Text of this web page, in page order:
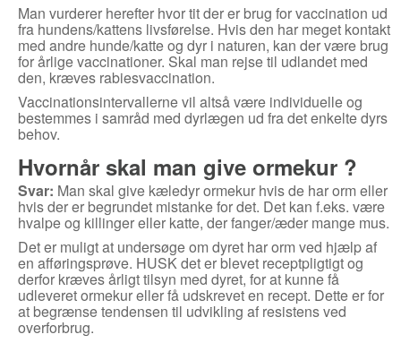
Man vurderer herefter hvor tit der er brug for vaccination ud
fra hundens/kattens livsførelse. Hvis den har meget kontakt
med andre hunde/katte og dyr i naturen, kan der være brug
for årlige vaccinationer. Skal man rejse til udlandet med
den, kræves rabiesvaccination.
Vaccinationsintervallerne vil altså være individuelle og
bestemmes i samråd med dyrlægen ud fra det enkelte dyrs
behov.
Hvornår skal man give ormekur ?
Svar: Man skal give kæledyr ormekur hvis de har orm eller
hvis der er begrundet mistanke for det. Det kan f.eks. være
hvalpe og killinger eller katte, der fanger/æder mange mus.
Det er muligt at undersøge om dyret har orm ved hjælp af
en afføringsprøve. HUSK det er blevet receptpligtigt og
derfor kræves årligt tilsyn med dyret, for at kunne få
udleveret ormekur eller få udskrevet en recept. Dette er for
at begrænse tendensen til udvikling af resistens ved
overforbrug.